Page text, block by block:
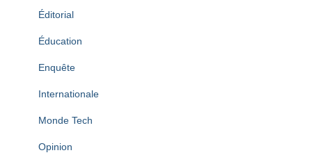
Éditorial
Éducation
Enquête
Internationale
Monde Tech
Opinion